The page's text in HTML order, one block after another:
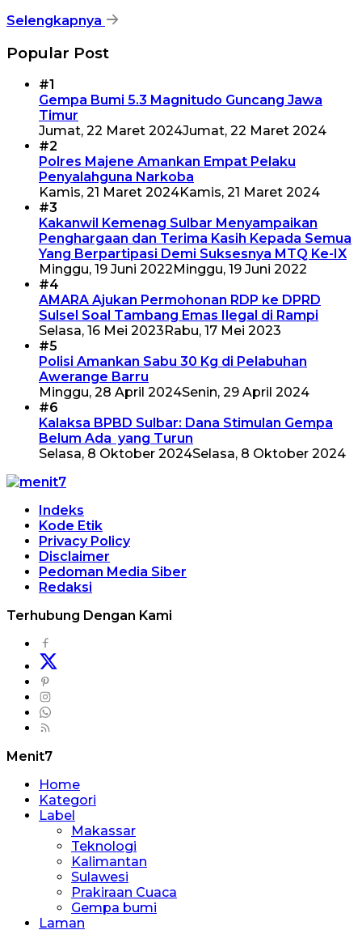
Selengkapnya
Popular Post
#1
Gempa Bumi 5.3 Magnitudo Guncang Jawa
Timur
Jumat, 22 Maret 2024Jumat, 22 Maret 2024
#2
Polres Majene Amankan Empat Pelaku
Penyalahguna Narkoba
Kamis, 21 Maret 2024Kamis, 21 Maret 2024
#3
Kakanwil Kemenag Sulbar Menyampaikan
Penghargaan dan Terima Kasih Kepada Semua
Yang Berpartipasi Demi Suksesnya MTQ Ke-IX
Minggu, 19 Juni 2022 Minggu, 19 Juni 2022
#4
AMARA Ajukan Permohonan RDP ke DPRD
Sulsel Soal Tambang Emas Ilegal di Rampi
Selasa, 16 Mei 2023 Rabu, 17 Mei 2023
#5
Polisi Amankan Sabu 30 Kg di Pelabuhan
Awerange Barru
Minggu, 28 April 2024Senin, 29 April 2024
#6
Kalaksa BPBD Sulbar: Dana Stimulan Gempa
Belum Ada yang Turun
Selasa, 8 Oktober 2024Selasa, 8 Oktober 2024
Indeks
Kode Etik
Privacy Policy
Disclaimer
Pedoman Media Siber
Redaksi
Terhubung Dengan Kami
Menit7
Home
Kategori
Label
Makassar
Teknologi
Kalimantan
Sulawesi
Prakiraan Cuaca
Gempa bumi
Laman